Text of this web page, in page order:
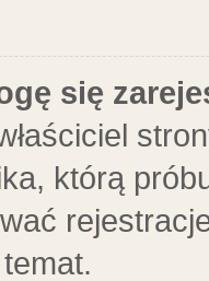
się
którą